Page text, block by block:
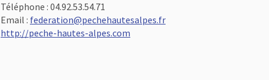
Téléphone : 04.92.53.54.71
Email : federation@pechehautesalpes.fr
http://peche-hautes-alpes.com